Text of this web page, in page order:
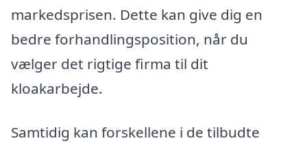
markedsprisen. Dette kan give dig en
bedre forhandlingsposition, når du
vælger det rigtige firma til dit
kloakarbejde.
Samtidig kan forskellene i de tilbudte